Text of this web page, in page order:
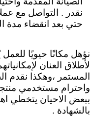
نقدر . التواصل مع
حتي بعد انقضاء مدة
نؤهل مكانًا حيويًا
لأطلاق العنان
المستمر ،وهكذا نقدم
واحترام مستخدمي
ببعض الاحيان يتخطي
بالشهادة .